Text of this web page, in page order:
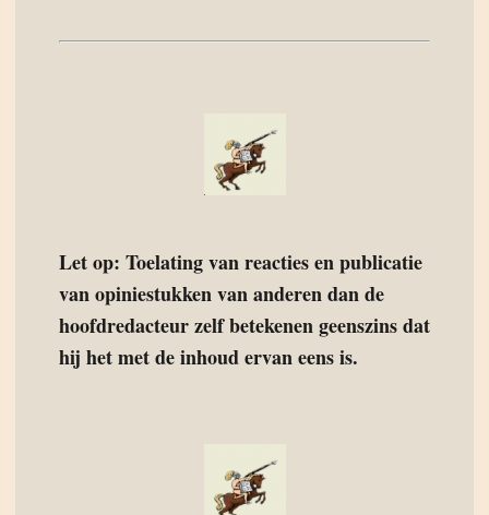
Let op: Toelating van reacties en publicatie
van opiniestukken van anderen dan de
hoofdredacteur zelf betekenen geenszins dat
hij het met de inhoud ervan eens is.